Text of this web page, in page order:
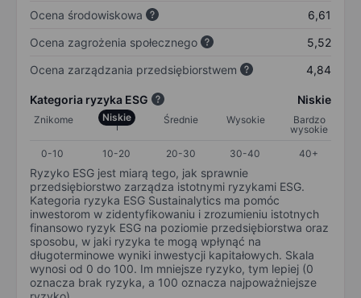
Ocena środowiskowa
6,61
Ocena zagrożenia społecznego
5,52
Ocena zarządzania przedsiębiorstwem
4,84
Kategoria ryzyka ESG Niskie
Znikome Niskie Średnie Wysokie
Bardzo
wysokie
0-10
10-20 20-30 30-40 40+
Ryzyko ESG jest miarą tego, jak sprawnie
przedsiębiorstwo zarządza istotnymi ryzykami ESG.
Kategoria ryzyka ESG Sustainalytics ma pomóc
inwestorom w zidentyfikowaniu i zrozumieniu istotnych
finansowo ryzyk ESG na poziomie przedsiębiorstwa oraz
sposobu, w jaki ryzyka te mogą wpłynąć na
długoterminowe wyniki inwestycji kapitałowych. Skala
wynosi od 0 do 100. Im mniejsze ryzyko, tym lepiej (0
oznacza brak ryzyka, a 100 oznacza najpoważniejsze